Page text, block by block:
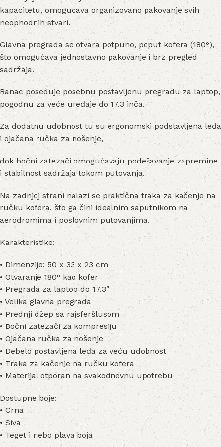
kapacitetu, omogućava organizovano pakovanje svih
neophodnih stvari.
Glavna pregrada se otvara potpuno, poput kofera (180°),
što omogućava jednostavno pakovanje i brz pregled
sadržaja.
Ranac poseduje posebnu postavljenu pregradu za laptop,
pogodnu za veće uređaje do 17.3 inča.
Za dodatnu udobnost tu su ergonomski podstavljena leđa
i ojačana ručka za nošenje,
dok bočni zatezači omogućavaju podešavanje zapremine
i stabilnost sadržaja tokom putovanja.
Na zadnjoj strani nalazi se praktična traka za kačenje na
ručku kofera, što ga čini idealnim saputnikom na
aerodromima i poslovnim putovanjima.
Karakteristike:
• Dimenzije: 50 x 33 x 23 cm
• Otvaranje 180° kao kofer
• Pregrada za laptop do 17.3″
• Velika glavna pregrada
• Prednji džep sa rajsferšlusom
• Bočni zatezači za kompresiju
• Ojačana ručka za nošenje
• Debelo postavljena leđa za veću udobnost
• Traka za kačenje na ručku kofera
• Materijal otporan na svakodnevnu upotrebu
Dostupne boje:
• Crna
• Siva
• Teget i nebo plava boja